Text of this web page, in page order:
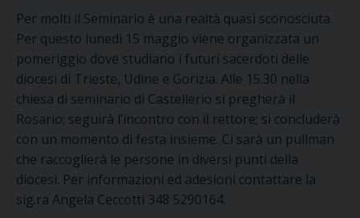
Per molti il Seminario è una realtà quasi sconosciuta.
Per questo lunedì 15 maggio viene organizzata un
pomeriggio dove studiano i futuri sacerdoti delle
diocesi di Trieste, Udine e Gorizia. Alle 15.30 nella
chiesa di seminario di Castellerio si pregherà il
Rosario; seguirà l’incontro con il rettore; si concluderà
con un momento di festa insieme. Ci sarà un pullman
che raccoglierà le persone in diversi punti della
diocesi. Per informazioni ed adesioni contattare la
sig.ra Angela Ceccotti 348 5290164.